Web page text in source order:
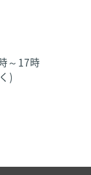
～17時
)